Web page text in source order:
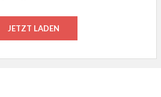
JETZT LADEN